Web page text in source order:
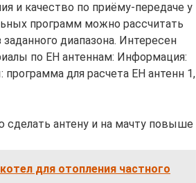
и качество по приёму-передаче у
программ можно рассчитать
диапазона. Интересен
по ЕН антеннам: Информация:
для расчета EH антенн 1,
антену и на мачту повыше
для отопления частного